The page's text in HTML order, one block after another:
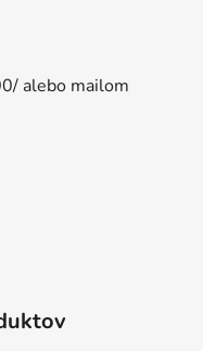
alebo mailom